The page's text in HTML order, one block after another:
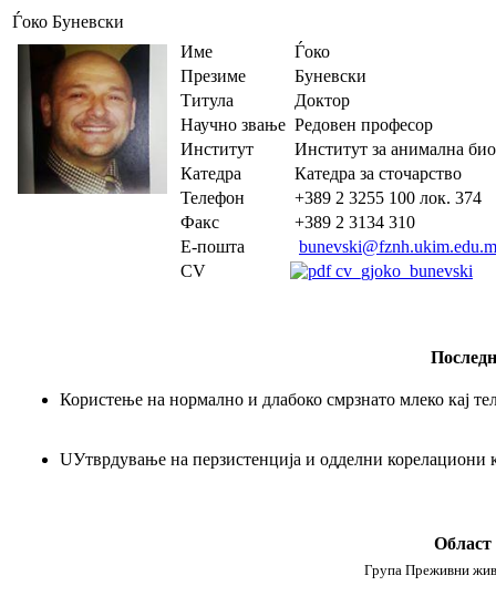
Ѓоко Буневски
Име
Ѓоко
Презиме
Буневски
Титула
Доктор
Научно звање Редовен професор
Институт
Институт за анимална
Катедра
Катедра за сточарство
Телефон
+389 2 3255 100 лок. 374
Факс
+389 2 3134 310
Е-пошта
CV
cv_gjoko_bunevski
Користење на нормално и длабоко смрзнато млеко кај
UУтврдување на перзистенција и одделни корелациони
Област
Група Преживни